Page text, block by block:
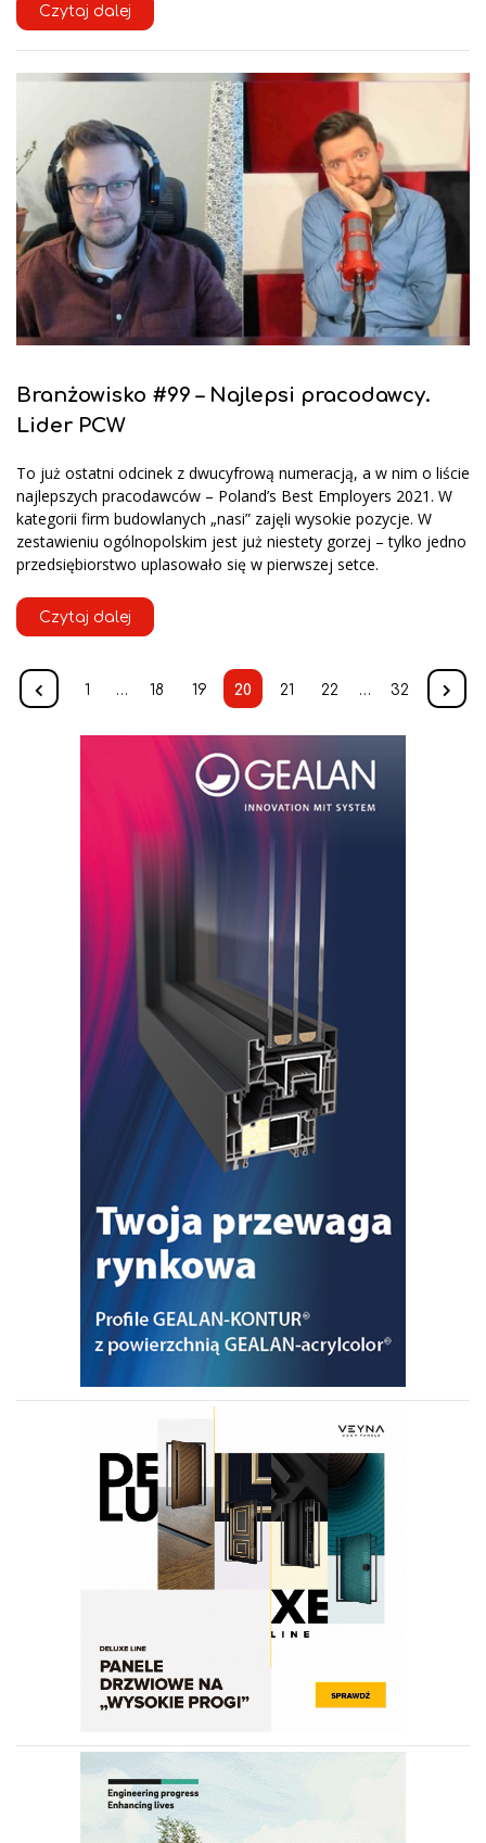
Czytaj dalej
Branżowisko #99 – Najlepsi pracodawcy.
Lider PCW
To już ostatni odcinek z dwucyfrową numeracją, a w nim o liście
najlepszych pracodawców – Poland’s Best Employers 2021. W
kategorii firm budowlanych „nasi” zajęli wysokie pozycje. W
zestawieniu ogólnopolskim jest już niestety gorzej – tylko jedno
przedsiębiorstwo uplasowało się w pierwszej setce.
Czytaj dalej
1 … 18 19 20 21 22 … 32